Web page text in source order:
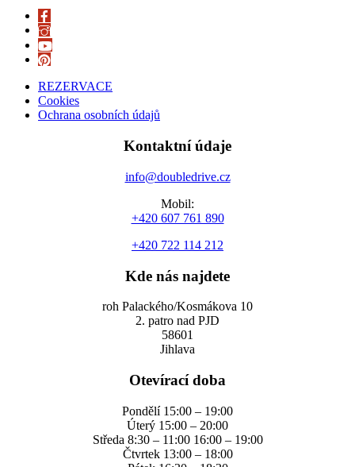
REZERVACE
Cookies
Ochrana osobních údajů
Kontaktní údaje
info@doubledrive.cz
Mobil:
+420 607 761 890
+420 722 114 212
Kde nás najdete
roh Palackého/Kosmákova 10
2. patro nad PJD
58601
Jihlava
Otevírací doba
Pondělí 15:00 – 19:00
Úterý 15:00 – 20:00
Středa 8:30 – 11:00 16:00 – 19:00
Čtvrtek 13:00 – 18:00